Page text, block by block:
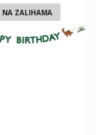
NA ZALIHAMA